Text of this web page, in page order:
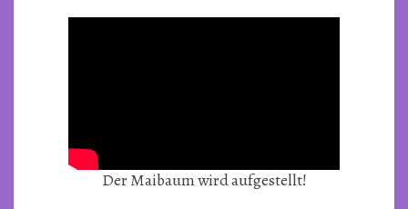
Der Maibaum wird aufgestellt!